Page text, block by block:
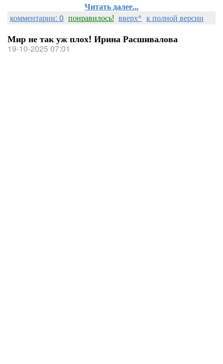
Читать далее...
комментарии: 0 понравилось! вверх^ к полной версии
Мир не так уж плох! Ирина Расшивалова
19-10-2025 07:01